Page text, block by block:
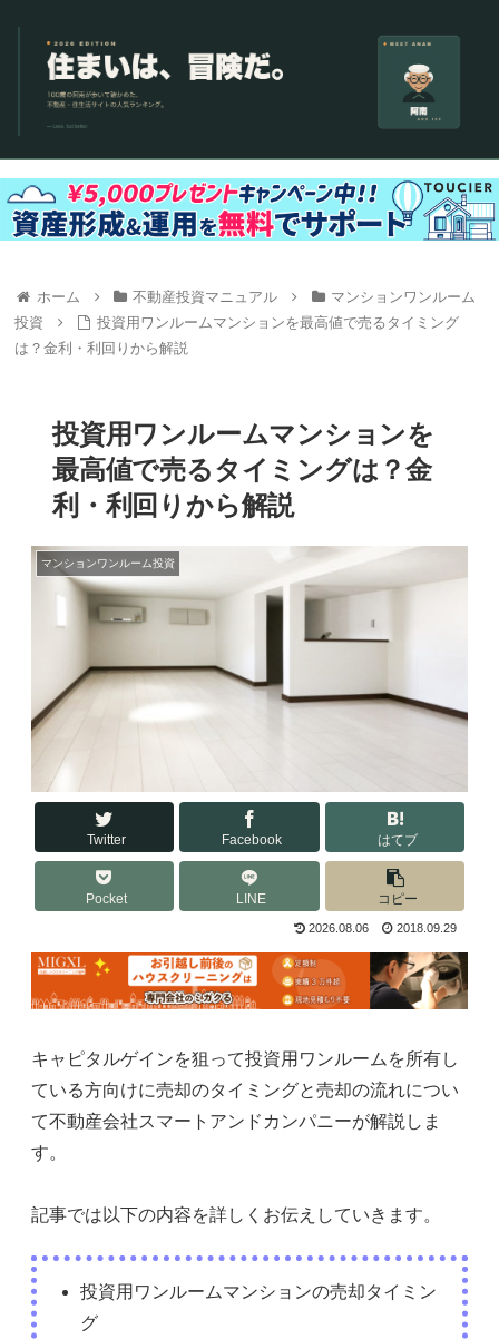
ホーム 不動産投資マニュアル
マンションワンルーム
投資
投資用ワンルームマンションを最高値で売るタイミング
は？金利・利回りから解説
投資用ワンルームマンションを
最高値で売るタイミングは？金
利・利回りから解説
マンションワンルーム投資
Twitter Facebook はてブ
Pocket LINE コピー
2026.08.06 2018.09.29
キャピタルゲインを狙って投資用ワンルームを所有し
ている方向けに売却のタイミングと売却の流れについ
て不動産会社スマートアンドカンパニーが解説しま
す。
記事では以下の内容を詳しくお伝えしていきます。
投資用ワンルームマンションの売却タイミン
グ